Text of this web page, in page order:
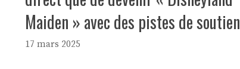
Maiden » avec des pistes de soutien
17 mars 2025